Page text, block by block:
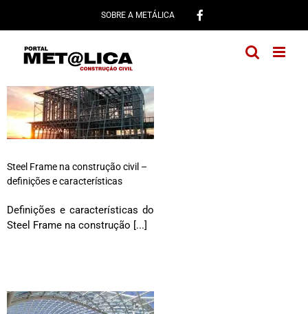
conteúdo
SOBRE A METÁLICA
Steel Frame na construção civil –
definições e características
Definições e características do
Steel Frame na construção [...]